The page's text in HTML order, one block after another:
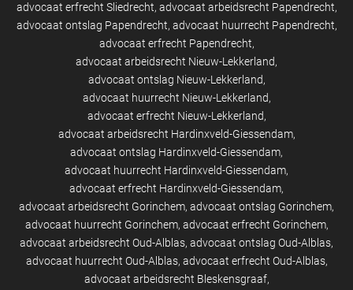
advocaat erfrecht Sliedrecht advocaat arbeidsrecht Papendrecht
advocaat ontslag Papendrecht advocaat huurrecht Papendrecht
advocaat erfrecht Papendrecht
advocaat arbeidsrecht Nieuw-Lekkerland
advocaat ontslag Nieuw-Lekkerland
advocaat huurrecht Nieuw-Lekkerland
advocaat erfrecht Nieuw-Lekkerland
advocaat arbeidsrecht Hardinxveld-Giessendam
advocaat ontslag Hardinxveld-Giessendam
advocaat huurrecht Hardinxveld-Giessendam
advocaat erfrecht Hardinxveld-Giessendam
advocaat arbeidsrecht Gorinchem advocaat ontslag Gorinchem
advocaat huurrecht Gorinchem advocaat erfrecht Gorinchem
advocaat arbeidsrecht Oud-Alblas advocaat ontslag Oud-Alblas
advocaat huurrecht Oud-Alblas advocaat erfrecht Oud-Alblas
advocaat arbeidsrecht Bleskensgraaf